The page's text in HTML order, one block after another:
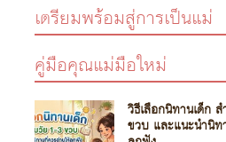
เตรียมพร้อมสู่การเป็นแม่
คู่มือคุณแม่มือใหม่
วิธีเลือกนิทานเด็ก
ขวบ และแนะนำนิท